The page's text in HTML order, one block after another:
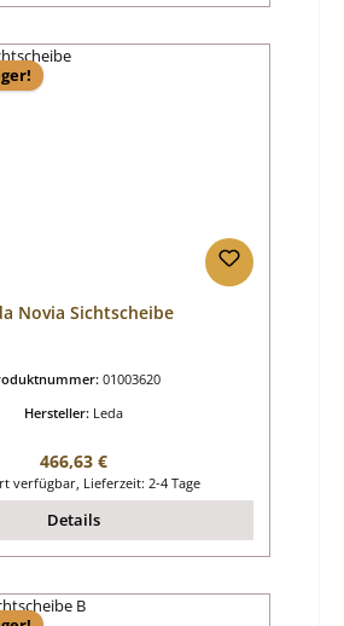
Novia Sichtscheibe
01003620
Hersteller: Leda
Regulärer Preis:
466,63 €
verfügbar, Lieferzeit: 2-4 Tage
Details